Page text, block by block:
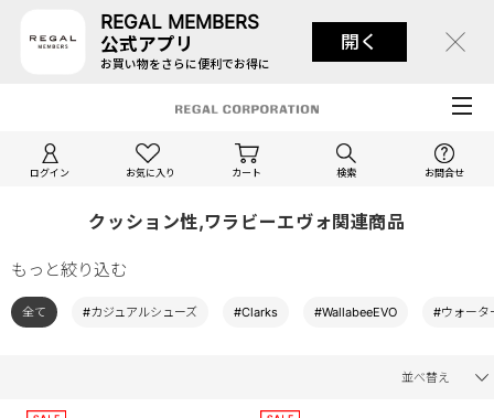
REGAL MEMBERS
公式アプリ
お買い物をさらに便利でお得に
開く
ログイン お気に入り カート 検索 お問合せ
クッション性,ワラビーエヴォ関連商品
もっと絞り込む
全て #カジュアルシューズ #Clarks #WallabeeEVO #ウォータ
並べ替え